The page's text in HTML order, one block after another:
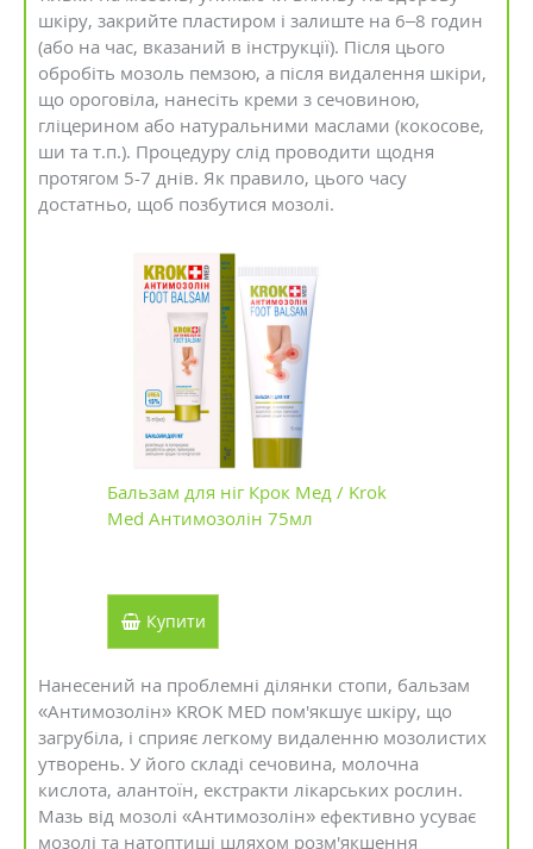
шкіру, закрийте пластиром і залиште на 6–8 годин
(або на час, вказаний в інструкції). Після цього
обробіть мозоль пемзою, а після видалення шкіри,
що ороговіла, нанесіть креми з сечовиною,
гліцерином або натуральними маслами (кокосове,
ши та т.п.). Процедуру слід проводити щодня
протягом 5-7 днів. Як правило, цього часу
достатньо, щоб позбутися мозолі.
Бальзам для ніг Крок Мед / Krok
Med Антимозолін 75мл
Купити
Нанесений на проблемні ділянки стопи, бальзам
«Антимозолін» KROK MED пом'якшує шкіру, що
загрубіла, і сприяє легкому видаленню мозолистих
утворень. У його складі сечовина, молочна
кислота, алантоїн, екстракти лікарських рослин.
Мазь від мозолі «Антимозолін» ефективно усуває
мозолі та натоптиші шляхом розм'якшення